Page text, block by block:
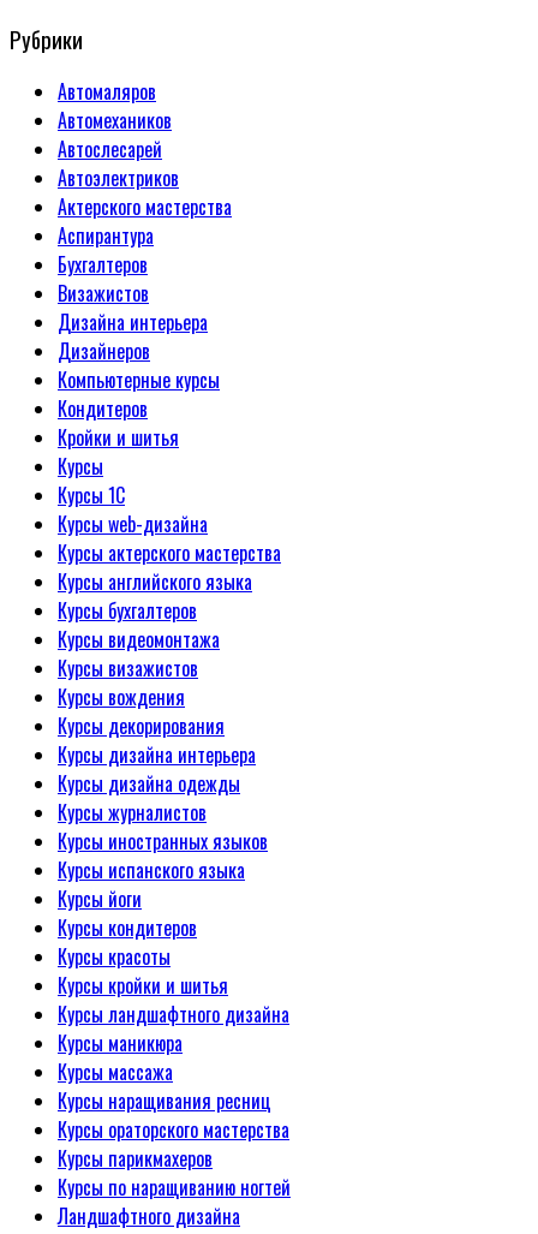
Рубрики
Автомаляров
Автомехаников
Автослесарей
Автоэлектриков
Актерского мастерства
Аспирантура
Бухгалтеров
Визажистов
Дизайна интерьера
Дизайнеров
Компьютерные курсы
Кондитеров
Кройки и шитья
Курсы
Курсы 1С
Курсы web-дизайна
Курсы актерского мастерства
Курсы английского языка
Курсы бухгалтеров
Курсы видеомонтажа
Курсы визажистов
Курсы вождения
Курсы декорирования
Курсы дизайна интерьера
Курсы дизайна одежды
Курсы журналистов
Курсы иностранных языков
Курсы испанского языка
Курсы йоги
Курсы кондитеров
Курсы красоты
Курсы кройки и шитья
Курсы ландшафтного дизайна
Курсы маникюра
Курсы массажа
Курсы наращивания ресниц
Курсы ораторского мастерства
Курсы парикмахеров
Курсы по наращиванию ногтей
Ландшафтного дизайна